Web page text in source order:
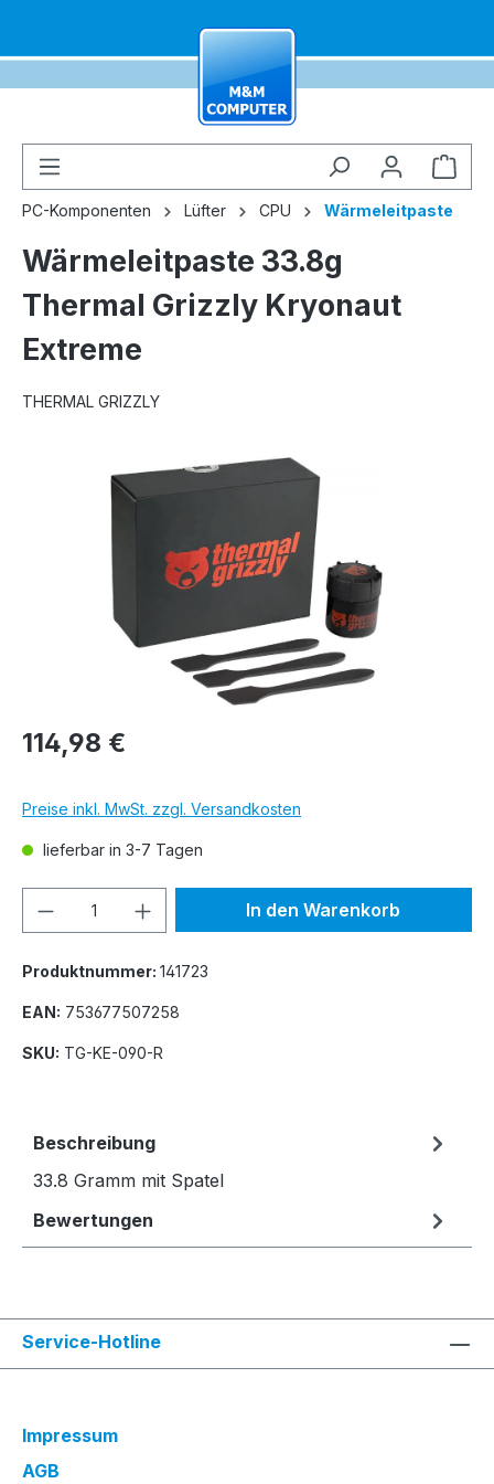
PC-Komponenten Lüfter CPU Wärmeleitpaste
Wärmeleitpaste 33.8g
Thermal Grizzly Kryonaut
Extreme
THERMAL GRIZZLY
Bildergalerie überspringen
114,98 €
Preise inkl. MwSt. zzgl. Versandkosten
lieferbar in 3-7 Tagen
Produkt Anzahl: Gib denIn den Warenkorb
Produktnummer: 141723
EAN: 753677507258
SKU: TG-KE-090-R
Beschreibung
33.8 Gramm mit Spatel
Bewertungen
Service-Hotline
Impressum
AGB